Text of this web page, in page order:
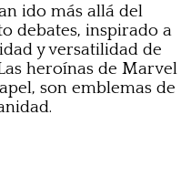
ido más allá del
debates, inspirado a
y versatilidad de
heroínas de Marvel
son emblemas de